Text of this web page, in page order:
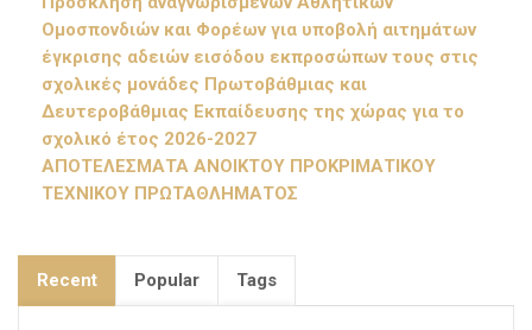
Ομοσπονδιών και Φορέων για υποβολή αιτημάτων
έγκρισης αδειών εισόδου εκπροσώπων τους στις
σχολικές μονάδες Πρωτοβάθμιας και
Δευτεροβάθμιας Εκπαίδευσης της χώρας για το
σχολικό έτος 2026-2027
ΑΠΟΤΕΛΕΣΜΑΤΑ ΑΝΟΙΚΤΟΥ ΠΡΟΚΡΙΜΑΤΙΚΟΥ
ΤΕΧΝΙΚΟΥ ΠΡΩΤΑΘΛΗΜΑΤΟΣ
Recent Popular Tags